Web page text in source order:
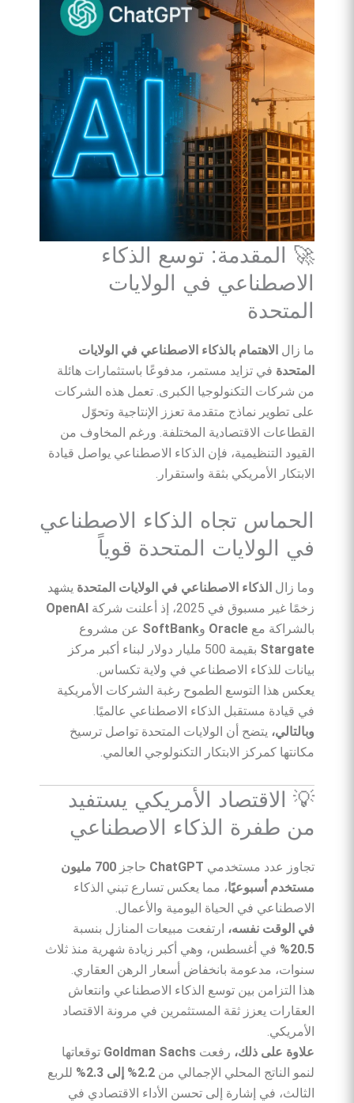
🚀 المقدمة: توسع الذكاء
الاصطناعي في الولايات
المتحدة
ما زال الاهتمام بالذكاء الاصطناعي في الولايات
المتحدة في تزايد مستمر، مدفوعًا باستثمارات هائلة
من شركات التكنولوجيا الكبرى. تعمل هذه الشركات
على تطوير نماذج متقدمة تعزز الإنتاجية وتحوّل
القطاعات الاقتصادية المختلفة. ورغم المخاوف من
القيود التنظيمية، فإن الذكاء الاصطناعي يواصل قيادة
الابتكار الأمريكي بثقة واستقرار.
الحماس تجاه الذكاء الاصطناعي
في الولايات المتحدة قوياً
وما زال الذكاء الاصطناعي في الولايات المتحدة يشهد
زخمًا غير مسبوق في 2025، إذ أعلنت شركة
OpenAI
بالشراكة مع Oracle وSoftBank عن مشروع
Stargate
بقيمة 500 مليار دولار لبناء أكبر مركز
بيانات للذكاء الاصطناعي في ولاية تكساس.
يعكس هذا التوسع الطموح رغبة الشركات الأمريكية
في قيادة مستقبل الذكاء الاصطناعي عالميًا.
وبالتالي، يتضح أن الولايات المتحدة تواصل ترسيخ
مكانتها كمركز الابتكار التكنولوجي العالمي.
💡 الاقتصاد الأمريكي يستفيد
من طفرة الذكاء الاصطناعي
تجاوز عدد مستخدمي ChatGPT حاجز
700 مليون
مستخدم أسبوعيًا، مما يعكس تسارع تبني الذكاء
الاصطناعي في الحياة اليومية والأعمال.
في الوقت نفسه، ارتفعت مبيعات المنازل بنسبة
20.5%
في أغسطس، وهي أكبر زيادة شهرية منذ ثلاث
سنوات، مدعومة بانخفاض أسعار الرهن العقاري.
هذا التزامن بين توسع الذكاء الاصطناعي وانتعاش
العقارات يعزز ثقة المستثمرين في مرونة الاقتصاد
الأمريكي.
علاوة على ذلك، رفعت Goldman Sachs توقعاتها
لنمو الناتج المحلي الإجمالي من 2.2% إلى 2.3%
للربع
الثالث، في إشارة إلى تحسن الأداء الاقتصادي في